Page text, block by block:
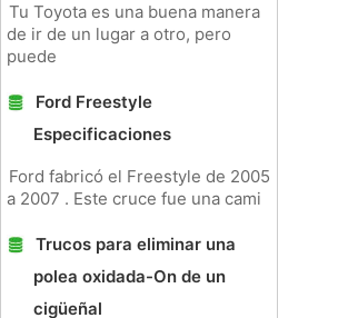
Tu Toyota es una buena manera
de ir de un lugar a otro, pero
puede
Ford Freestyle
Especificaciones
Ford fabricó el Freestyle de 2005
a 2007 . Este cruce fue una cami
Trucos para eliminar una
polea oxidada-On de un
cigüeñal